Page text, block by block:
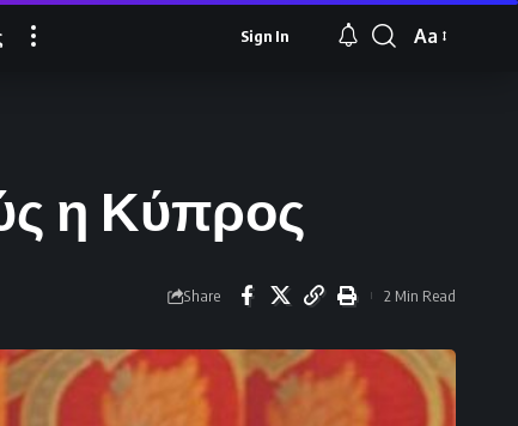
Sign In
Font
Aa
η Κύπρος
Share 2 Min Read